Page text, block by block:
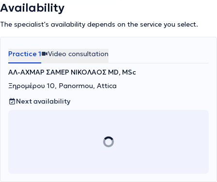
Availability
The specialist's availability depends on the service you select.
Practice 1 Video consultation
ΑΛ-ΑΧΜΑΡ ΣΑΜΕΡ ΝΙΚΟΛΑΟΣ MD, MSc
Ξηρομέρου 10, Panormou, Attica
Next availability